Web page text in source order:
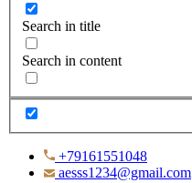
Search in title
Search in content
+79161551048
aesss1234@gmail.com